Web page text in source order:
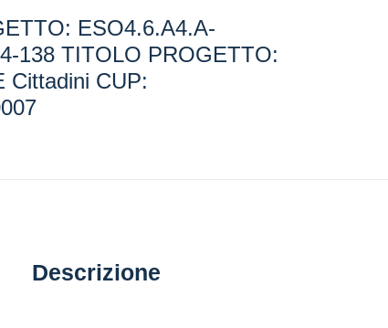
ESO4.6.A4.A-
138 TITOLO PROGETTO:
Cittadini CUP:
Descrizione